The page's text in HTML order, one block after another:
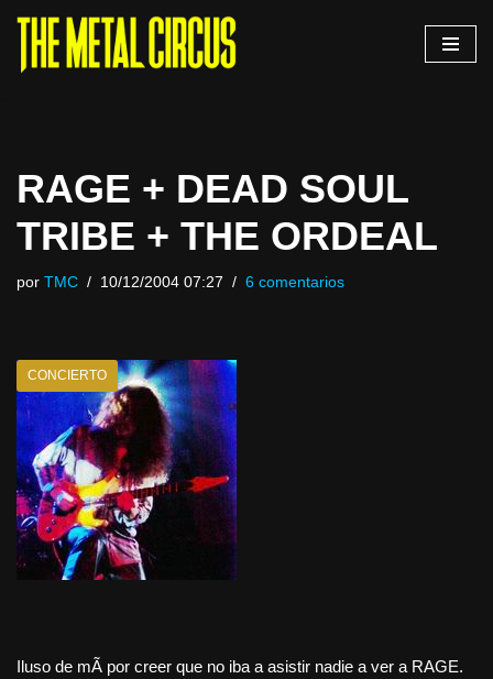
Saltar
RAGE + DEAD SOUL
TRIBE + THE ORDEAL
por TMC 10/12/2004 07:27 6 comentarios
CONCIERTO
Iluso de mÃ­ por creer que no iba a asistir nadie a ver a RAGE.